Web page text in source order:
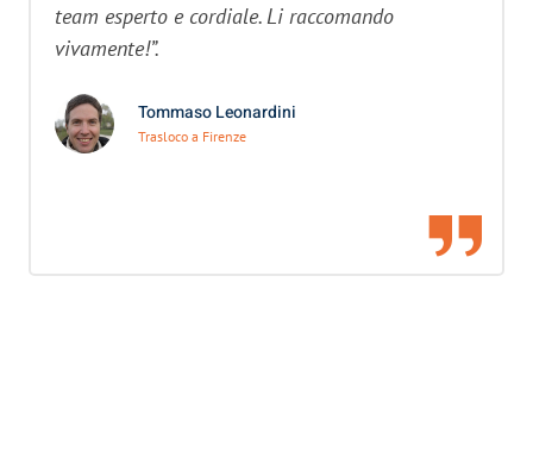
team esperto e cordiale. Li raccomando
vivamente!”.
Tommaso Leonardini
Trasloco a Firenze